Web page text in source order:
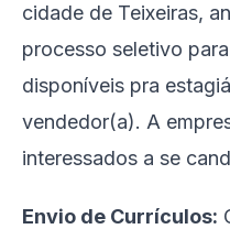
cidade de Teixeiras,
processo seletivo
disponíveis pra
vendedor(a). A
interessados a se
Envio de Currículos: